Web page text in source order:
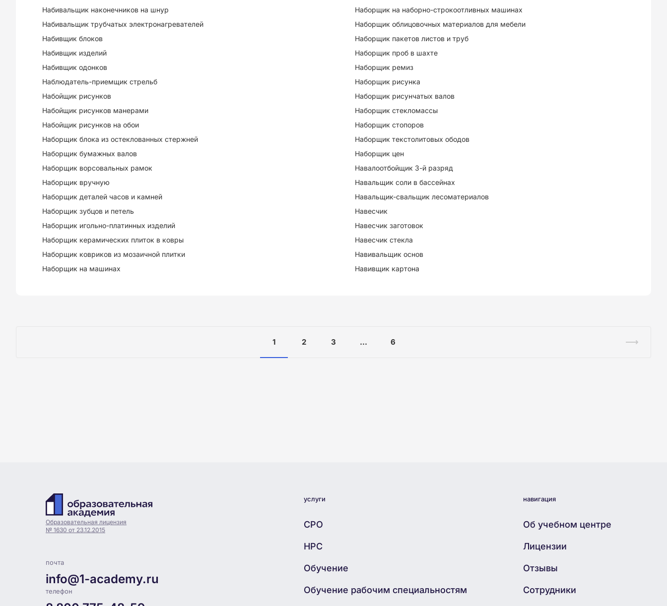
Набивальщик наконечников на шнур
Набивальщик трубчатых электронагревателей
Набивщик блоков
Набивщик изделий
Набивщик одонков
Наблюдатель-приемщик стрельб
Набойщик рисунков
Набойщик рисунков манерами
Набойщик рисунков на обои
Наборщик блока из остеклованных стержней
Наборщик бумажных валов
Наборщик ворсовальных рамок
Наборщик вручную
Наборщик деталей часов и камней
Наборщик зубцов и петель
Наборщик игольно-платинных изделий
Наборщик керамических плиток в ковры
Наборщик ковриков из мозаичной плитки
Наборщик на машинах
Наборщик на наборно-строкоотливных машинах
Наборщик облицовочных материалов для мебели
Наборщик пакетов листов и труб
Наборщик проб в шахте
Наборщик ремиз
Наборщик рисунка
Наборщик рисунчатых валов
Наборщик стекломассы
Наборщик стопоров
Наборщик текстолитовых ободов
Наборщик цен
Навалоотбойщик 3-й разряд
Навальщик соли в бассейнах
Навальщик-свальщик лесоматериалов
Навесчик
Навесчик заготовок
Навесчик стекла
Навивальщик основ
Навивщик картона
1 2 3 ... 6
Образовательная лицензия
№ 1630 от 23.12.2015
почта
info@1-academy.ru
телефон
услуги
СРО
НРС
Обучение
Обучение рабочим специальностям
навигация
Об учебном центре
Лицензии
Отзывы
Сотрудники